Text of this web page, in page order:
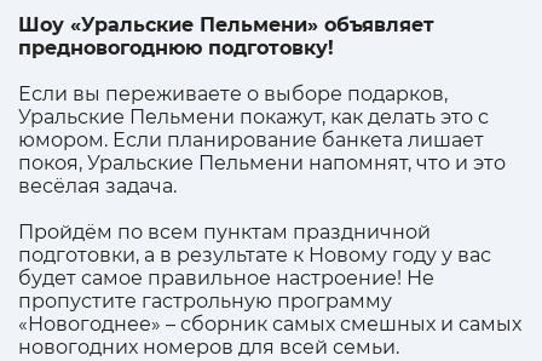
Шоу «Уральские Пельмени» объявляет
предновогоднюю подготовку!
Если вы переживаете о выборе подарков,
Уральские Пельмени покажут, как делать это с
юмором. Если планирование банкета лишает
покоя, Уральские Пельмени напомнят, что и это
весёлая задача.
Пройдём по всем пунктам праздничной
подготовки, а в результате к Новому году у вас
будет самое правильное настроение! Не
пропустите гастрольную программу
«Новогоднее» – сборник самых смешных и самых
новогодних номеров для всей семьи.